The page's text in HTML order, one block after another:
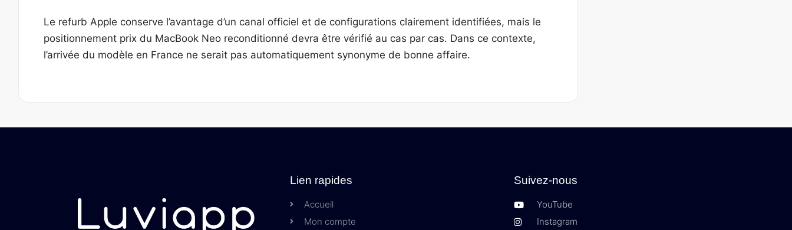
Le refurb Apple conserve l’avantage d’un canal officiel et de configurations clairement identifiées, mais le
positionnement prix du MacBook Neo reconditionné devra être vérifié au cas par cas. Dans ce contexte,
l’arrivée du modèle en France ne serait pas automatiquement synonyme de bonne affaire.
Lien rapides
Accueil
Mon compte
Suivez-nous
YouTube
Instagram